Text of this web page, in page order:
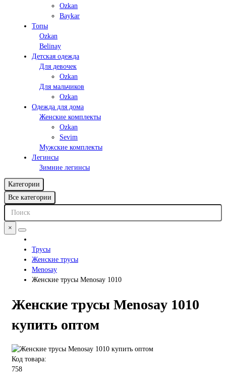
Ozkan
Baykar
Топы
Ozkan
Belinay
Детская одежда
Для девочек
Ozkan
Для мальчиков
Ozkan
Одежда для дома
Женские комплекты
Ozkan
Sevim
Мужские комплекты
Легинсы
Зимние легинсы
Категории
Все категории
×
Трусы
Женские трусы
Menosay
Женские трусы Menosay 1010
Женские трусы Menosay 1010
купить оптом
Код товара:
758